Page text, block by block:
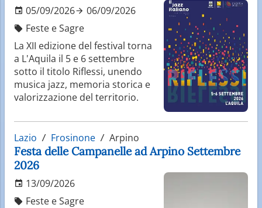
05/09/2026
06/09/2026
Feste e Sagre
La XII edizione del festival torna
a L'Aquila il 5 e 6 settembre
sotto il titolo Riflessi, unendo
musica jazz, memoria storica e
valorizzazione del territorio.
Lazio Frosinone Arpino
Festa delle Campanelle ad Arpino Settembre
2026
13/09/2026
Feste e Sagre